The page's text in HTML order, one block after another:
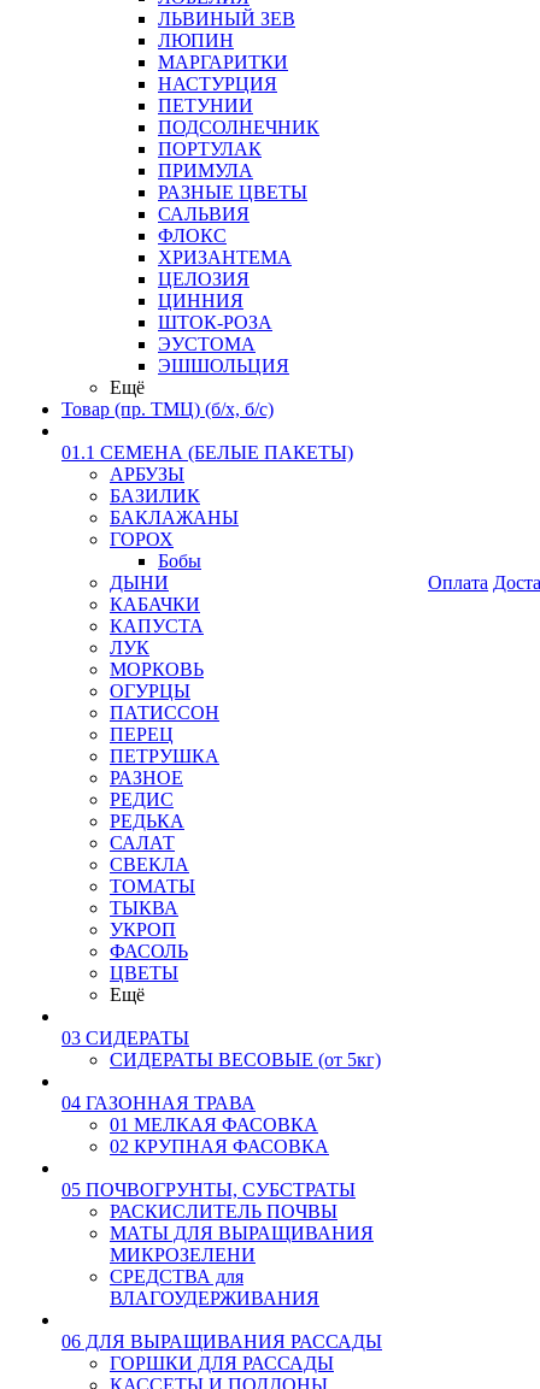
ЛЬВИНЫЙ ЗЕВ
ЛЮПИН
МАРГАРИТКИ
НАСТУРЦИЯ
ПЕТУНИИ
ПОДСОЛНЕЧНИК
ПОРТУЛАК
ПРИМУЛА
РАЗНЫЕ ЦВЕТЫ
САЛЬВИЯ
ФЛОКС
ХРИЗАНТЕМА
ЦЕЛОЗИЯ
ЦИННИЯ
ШТОК-РОЗА
ЭУСТОМА
ЭШШОЛЬЦИЯ
Ещё
Товар (пр. ТМЦ) (б/х, б/с)
01.1 СЕМЕНА (БЕЛЫЕ ПАКЕТЫ)
АРБУЗЫ
БАЗИЛИК
БАКЛАЖАНЫ
ГОРОХ
Бобы
ДЫНИ
КАБАЧКИ
КАПУСТА
ЛУК
МОРКОВЬ
ОГУРЦЫ
ПАТИССОН
ПЕРЕЦ
ПЕТРУШКА
РАЗНОЕ
РЕДИС
РЕДЬКА
САЛАТ
СВЕКЛА
ТОМАТЫ
ТЫКВА
УКРОП
ФАСОЛЬ
ЦВЕТЫ
Ещё
03 СИДЕРАТЫ
СИДЕРАТЫ ВЕСОВЫЕ (от 5кг)
04 ГАЗОННАЯ ТРАВА
01 МЕЛКАЯ ФАСОВКА
02 КРУПНАЯ ФАСОВКА
05 ПОЧВОГРУНТЫ, СУБСТРАТЫ
РАСКИСЛИТЕЛЬ ПОЧВЫ
МАТЫ ДЛЯ ВЫРАЩИВАНИЯ
МИКРОЗЕЛЕНИ
СРЕДСТВА для
ВЛАГОУДЕРЖИВАНИЯ
06 ДЛЯ ВЫРАЩИВАНИЯ РАССАДЫ
ГОРШКИ ДЛЯ РАССАДЫ
КАССЕТЫ И ПОДДОНЫ
Оплата